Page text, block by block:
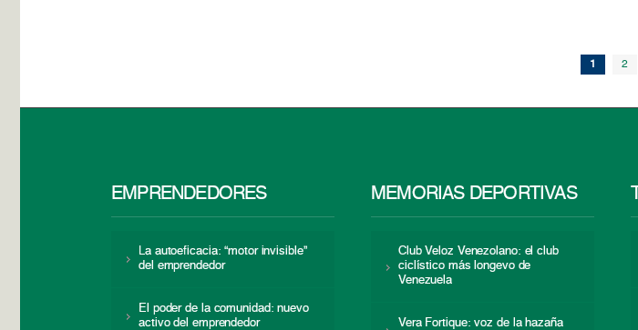
1 2
EMPRENDEDORES
La autoeficacia: “motor invisible”
del emprendedor
El poder de la comunidad: nuevo
activo del emprendedor
MEMORIAS DEPORTIVAS
Club Veloz Venezolano: el club
ciclístico más longevo de
Venezuela
Vera Fortique: voz de la hazaña